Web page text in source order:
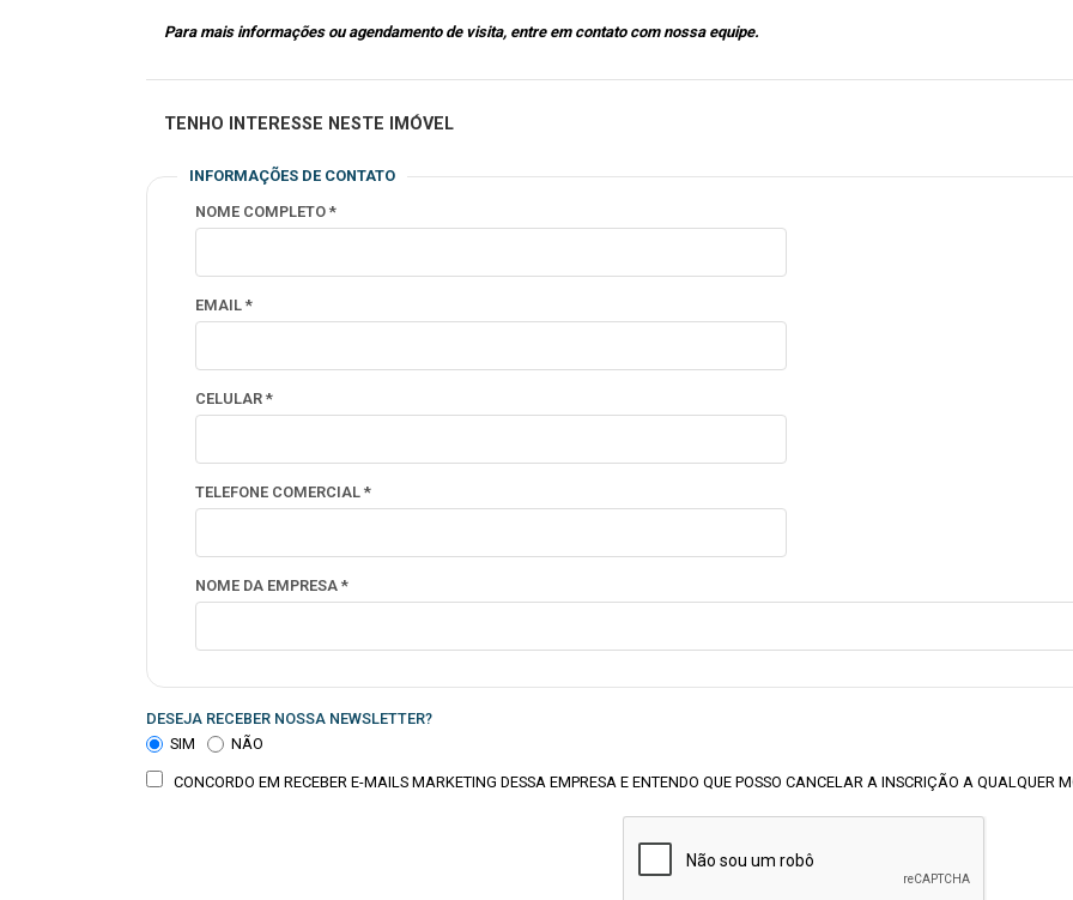
Para mais informações ou agendamento de visita, entre em contato com nossa equipe.
TENHO INTERESSE NESTE IMÓVEL
INFORMAÇÕES DE CONTATO
NOME COMPLETO *
EMAIL *
CELULAR *
TELEFONE COMERCIAL *
NOME DA EMPRESA *
DESEJA RECEBER NOSSA NEWSLETTER?
SIM
NÃO
CONCORDO EM RECEBER E-MAILS MARKETING DESSA EMPRESA E ENTENDO QUE POSSO CANCELAR A INSCRIÇÃO A QUALQUER